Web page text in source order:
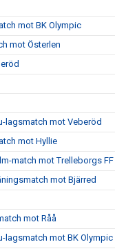
mot BK Olympic
mot Österlen
lagsmatch mot Veberöd
mot Hyllie
match mot Trelleborgs FF
mot Bjärred
mot Råå
lagsmatch mot BK Olympic